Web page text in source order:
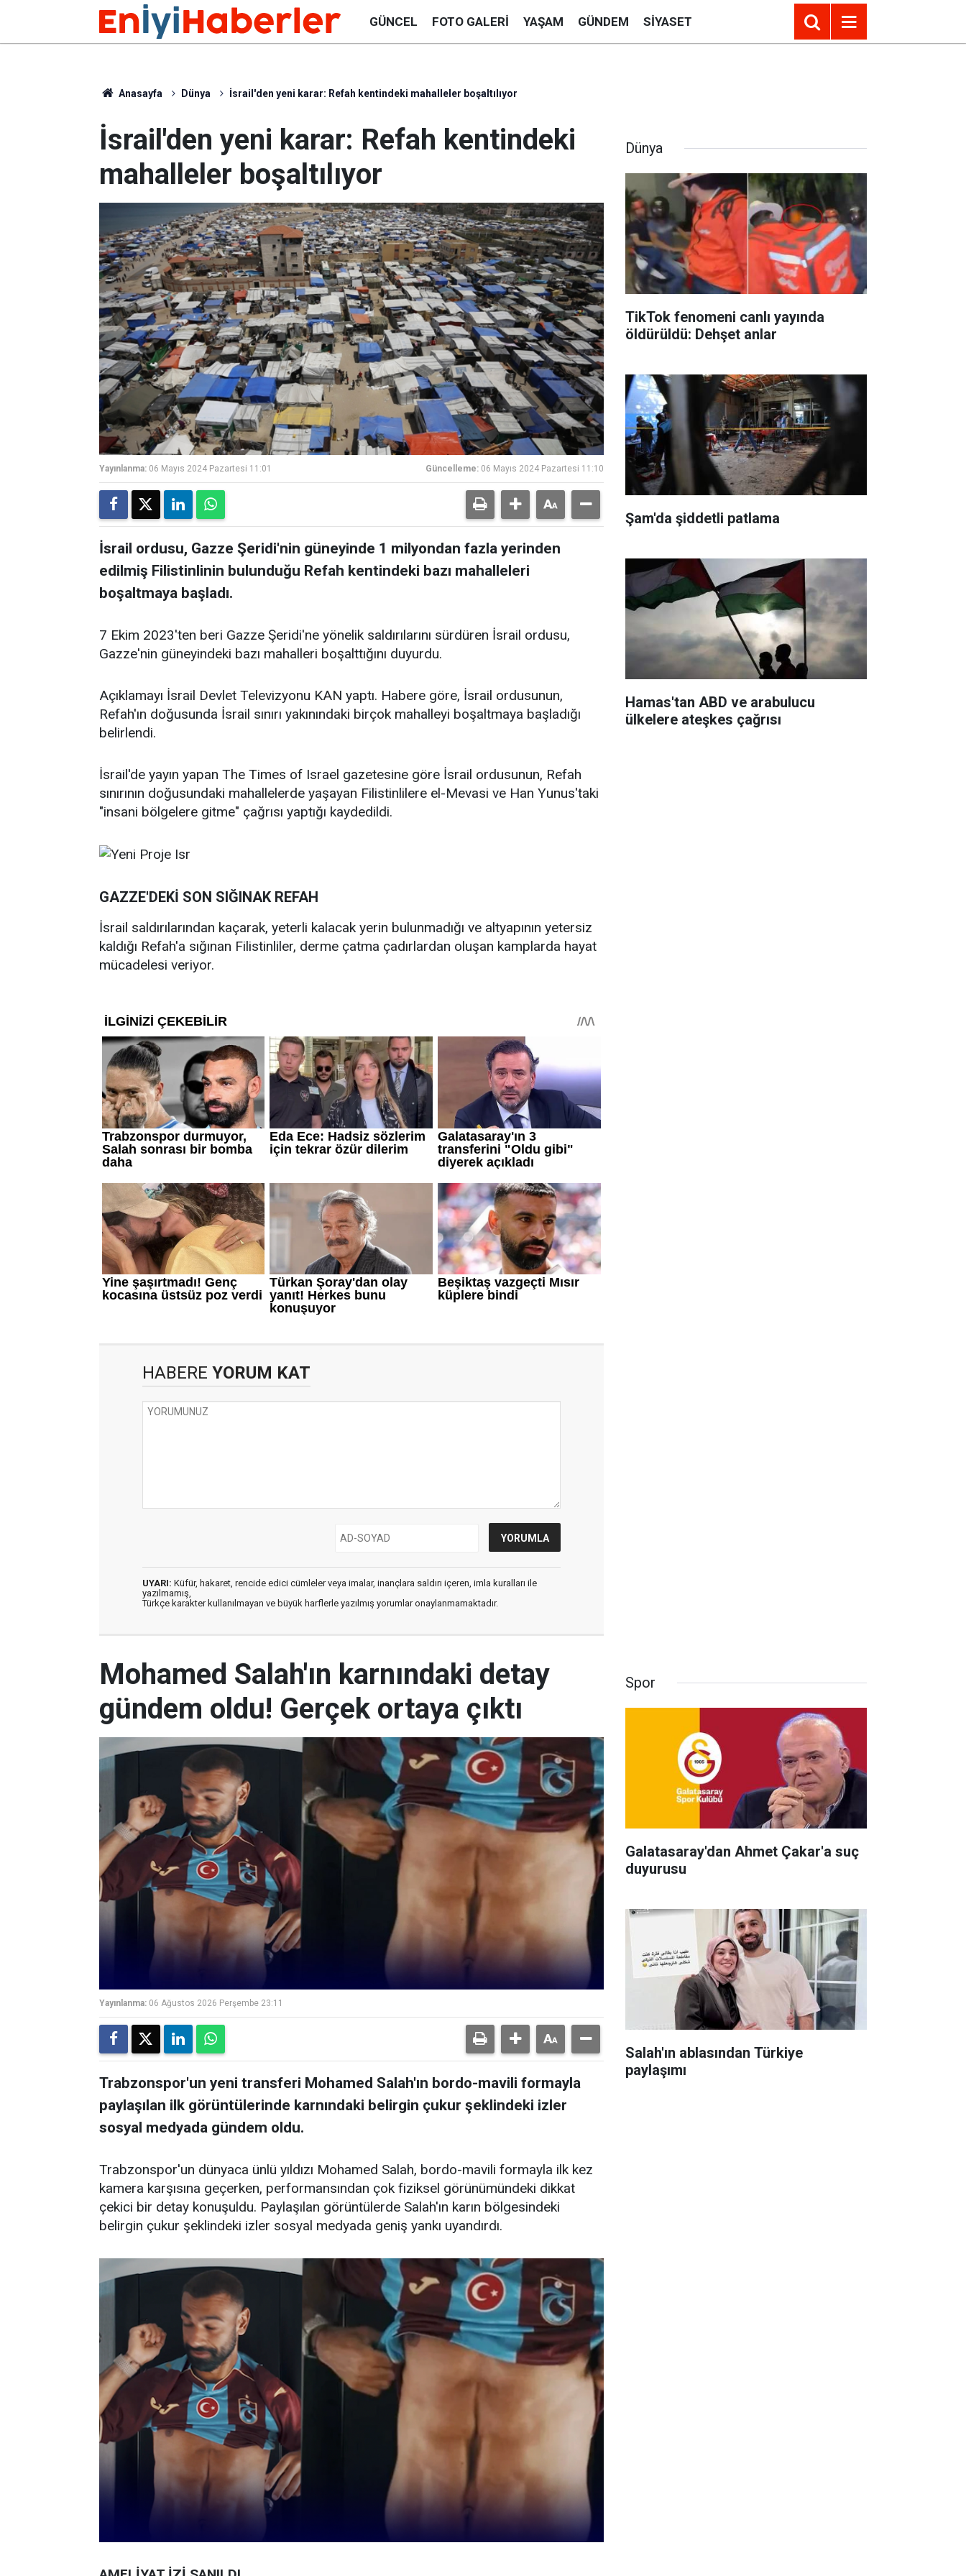
GÜNCEL FOTO GALERI YAŞAM GÜNDEM SIYASET
Anasayfa Dünya İsrail'den yeni karar: Refah kentindeki mahalleler boşaltılıyor
İsrail'den yeni karar: Refah kentindeki
mahalleler boşaltılıyor
Yayınlanma: 06 Mayıs 2024 Pazartesi 11:01 Güncelleme: 06 Mayıs 2024 Pazartesi 11:10
İsrail ordusu, Gazze Şeridi'nin güneyinde 1 milyondan fazla yerinden
edilmiş Filistinlinin bulunduğu Refah kentindeki bazı mahalleleri
boşaltmaya başladı.
7 Ekim 2023'ten beri Gazze Şeridi'ne yönelik saldırılarını sürdüren İsrail ordusu,
Gazze'nin güneyindeki bazı mahalleri boşalttığını duyurdu.
Açıklamayı İsrail Devlet Televizyonu KAN yaptı. Habere göre, İsrail ordusunun,
Refah'ın doğusunda İsrail sınırı yakınındaki birçok mahalleyi boşaltmaya başladığı
belirlendi.
İsrail'de yayın yapan The Times of Israel gazetesine göre İsrail ordusunun, Refah
sınırının doğusundaki mahallelerde yaşayan Filistinlilere el-Mevasi ve Han Yunus'taki
"insani bölgelere gitme" çağrısı yaptığı kaydedildi.
GAZZE'DEKİ SON SIĞINAK REFAH
İsrail saldırılarından kaçarak, yeterli kalacak yerin bulunmadığı ve altyapının yetersiz
kaldığı Refah'a sığınan Filistinliler, derme çatma çadırlardan oluşan kamplarda hayat
mücadelesi veriyor.
HABERE YORUM KAT
UYARI: Küfür, hakaret, rencide edici cümleler veya imalar, inançlara saldırı içeren, imla kuralları ile
yazılmamış,
Türkçe karakter kullanılmayan ve büyük harflerle yazılmış yorumlar onaylanmamaktadır.
Dünya
TikTok fenomeni canlı yayında
öldürüldü: Dehşet anlar
Şam'da şiddetli patlama
Hamas'tan ABD ve arabulucu
ülkelere ateşkes çağrısı
Mohamed Salah'ın karnındaki detay
gündem oldu! Gerçek ortaya çıktı
Yayınlanma: 06 Ağustos 2026 Perşembe 23:11
Trabzonspor'un yeni transferi Mohamed Salah'ın bordo-mavili formayla
paylaşılan ilk görüntülerinde karnındaki belirgin çukur şeklindeki izler
sosyal medyada gündem oldu.
Trabzonspor'un dünyaca ünlü yıldızı Mohamed Salah, bordo-mavili formayla ilk kez
kamera karşısına geçerken, performansından çok fiziksel görünümündeki dikkat
çekici bir detay konuşuldu. Paylaşılan görüntülerde Salah'ın karın bölgesindeki
belirgin çukur şeklindeki izler sosyal medyada geniş yankı uyandırdı.
Spor
Galatasaray'dan Ahmet Çakar'a suç
duyurusu
Salah'ın ablasından Türkiye
paylaşımı